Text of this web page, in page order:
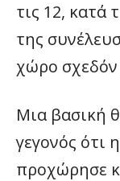
τις 12, κατά
της
χώρο σχεδόν
Μια βασική
γεγονός ότι
προχώρησε